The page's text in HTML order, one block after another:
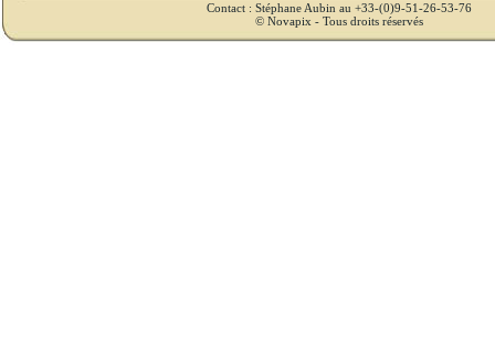
Contact : Stéphane Aubin au +33-(0)9-51-26-53-76
© Novapix - Tous droits réservés